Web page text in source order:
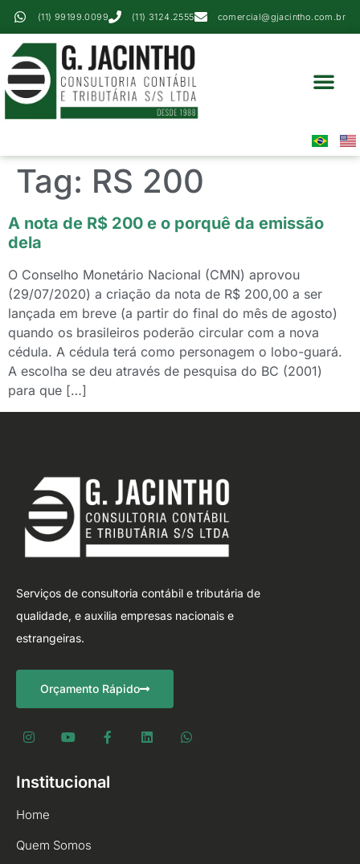
(11) 99199.0099 (11) 3124.2555 comercial@gjacintho.com.br
Tag: RS 200
A nota de R$ 200 e o porquê da emissão
dela
O Conselho Monetário Nacional (CMN) aprovou
(29/07/2020) a criação da nota de R$ 200,00 a ser
lançada em breve (a partir do final do mês de agosto)
quando os brasileiros poderão circular com a nova
cédula. A cédula terá como personagem o lobo-guará.
A escolha se deu através de pesquisa do BC (2001)
para que […]
Serviços de consultoria contábil e tributária de
qualidade, e auxilia empresas nacionais e
estrangeiras.
Orçamento Rápido
Institucional
Home
Quem Somos